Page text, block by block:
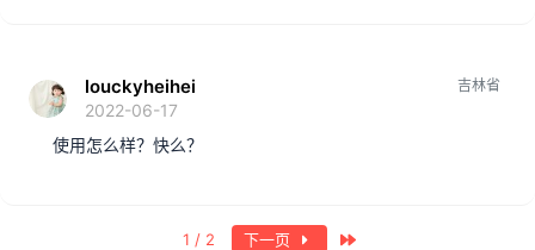
louckyheihei
2022-06-17
吉林省
使用怎么样？快么？
1 / 2 下一页